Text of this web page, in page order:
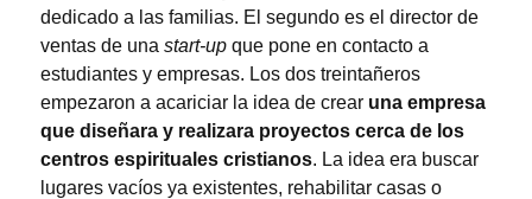
dedicado a las familias. El segundo es el director de
ventas de una start-up que pone en contacto a
estudiantes y empresas. Los dos treintañeros
empezaron a acariciar la idea de crear una empresa
que diseñara y realizara proyectos cerca de los
centros espirituales cristianos. La idea era buscar
lugares vacíos ya existentes, rehabilitar casas o